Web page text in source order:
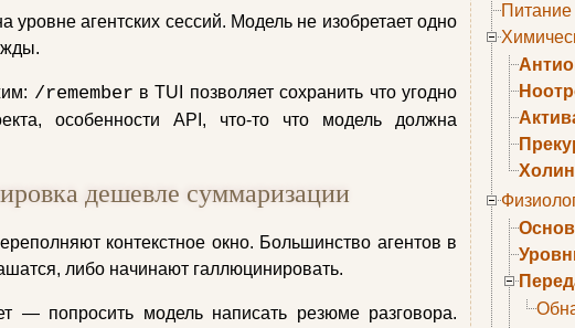
Питание
уровне агентских сессий. Модель не изобретает одно
/remember в TUI позволяет сохранить что угодно
особенности API, что-то что модель должна
дешевле суммаризации
контекстное окно. Большинство агентов в
либо начинают галлюцинировать.
— попросить модель написать резюме разговора.